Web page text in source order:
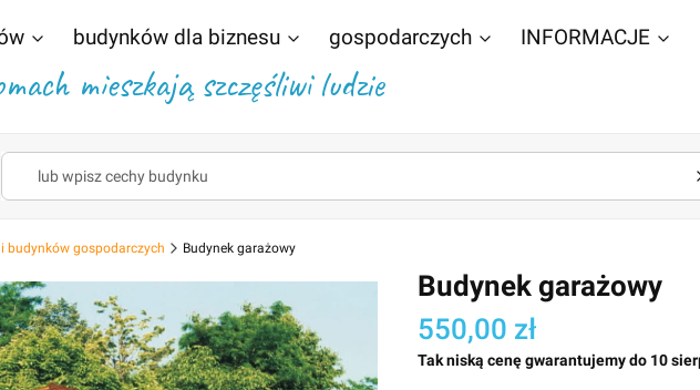
budynków dla biznesu gospodarczych INFORMACJE
mieszkają szczęśliwi ludzie
budynków gospodarczych Budynek garażowy
Budynek garażowy
550,00 zł
Tak niską cenę gwarantujemy do 10